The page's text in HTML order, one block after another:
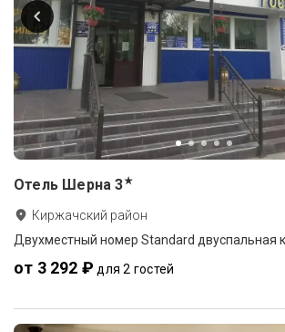
Отель Шерна 3★
Киржачский район
Двухместный номер Standard двуспальная
от 3 292 ₽ для 2 гостей